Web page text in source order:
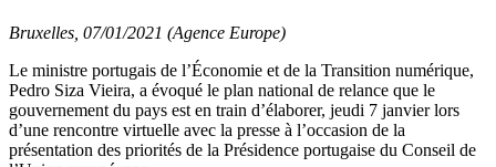
Bruxelles, 07/01/2021 (Agence Europe)
Le ministre portugais de l’Économie et de la Transition numérique,
Pedro Siza Vieira, a évoqué le plan national de relance que le
gouvernement du pays est en train d’élaborer, jeudi 7 janvier lors
d’une rencontre virtuelle avec la presse à l’occasion de la
présentation des priorités de la Présidence portugaise du Conseil de